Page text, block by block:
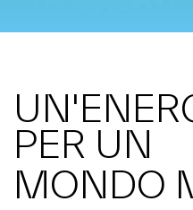
PER UN
MONDO